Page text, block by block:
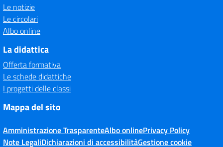
Le notizie
Le circolari
Albo online
La didattica
Offerta formativa
Le schede didattiche
I progetti delle classi
Mappa del sito
Amministrazione TrasparenteAlbo onlinePrivacy Policy
Note LegaliDichiarazioni di accessibilitàGestione cookie